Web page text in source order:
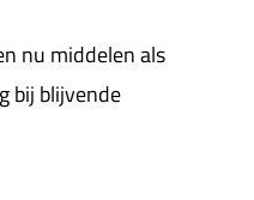
nu middelen als
bij blijvende